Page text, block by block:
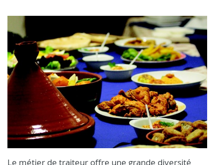
Le métier de traiteur offre une grande diversité